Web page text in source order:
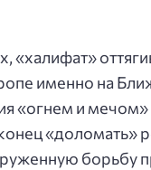
«халифат»
именно на
«огнем и
«доломать»
борьбу